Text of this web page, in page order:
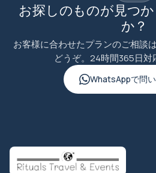
お探しのものが見つ
か？
お客様に合わせたプランのご相談
どうぞ。24時間365日対
WhatsAppで問